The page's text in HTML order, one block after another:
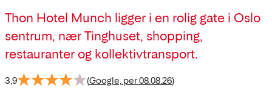
Thon Hotel Munch ligger i en rolig gate i Oslo
sentrum, nær Tinghuset, shopping,
restauranter og kollektivtransport.
3,9 (Google, per 08.08.26)